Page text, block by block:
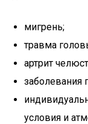
мигрень;
травма
артрит
заболевания
условия и